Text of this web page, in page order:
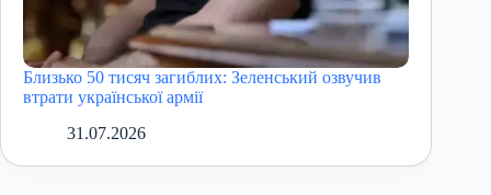
Близько 50 тисяч загиблих: Зеленський озвучив
втрати української армії
31.07.2026